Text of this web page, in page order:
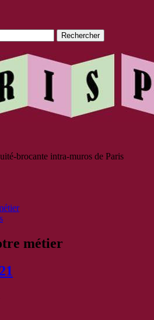
brocante intra-muros de Paris
métier